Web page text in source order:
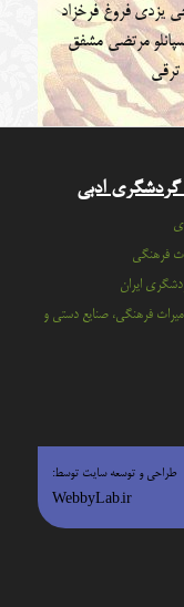
یزدی فروغ فرخزاد
مرتضی مشفق
ترقی
گردشگری ادبی
فرهنگی
ايران
فرهنگي، صنايع دستي و
طراحی و توسعه سایت توسط:
WebbyLab.ir